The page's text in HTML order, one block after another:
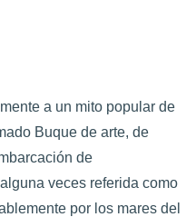
a un mito popular de
Buque de arte, de
de
veces referida como
por los mares del